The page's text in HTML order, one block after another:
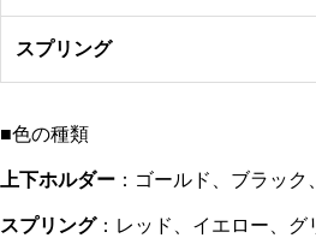
スプリング
■色の種類
上下ホルダー：ゴールド、ブラック
スプリング：レッド、イエロー、グ